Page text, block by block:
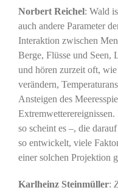
Norbert Reichel: Wald
auch andere Parameter
Interaktion zwischen
Berge, Flüsse und Seen,
und hören zurzeit oft,
verändern,
Ansteigen des
so scheint es –, die
so entwickelt, viele
einer solchen Projektion
Karlheinz Steinmüller: